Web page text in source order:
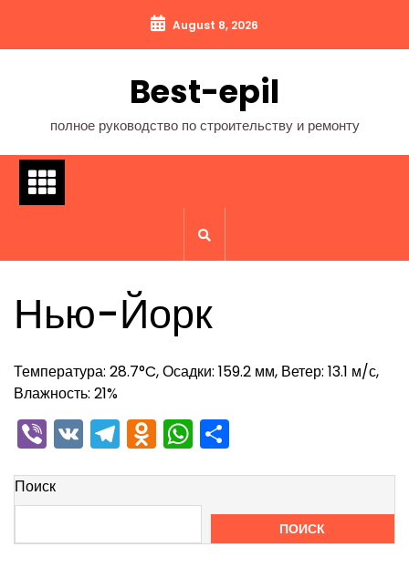
содержимому
August 8, 2026
Best-epil
полное руководство по строительству и ремонту
Нью-Йорк
Температура: 28.7°C, Осадки: 159.2 мм, Ветер: 13.1 м/с,
Влажность: 21%
Viber
VKTelegram
Odnoklassniki
WhatsApp
Поиск
ПОИСК